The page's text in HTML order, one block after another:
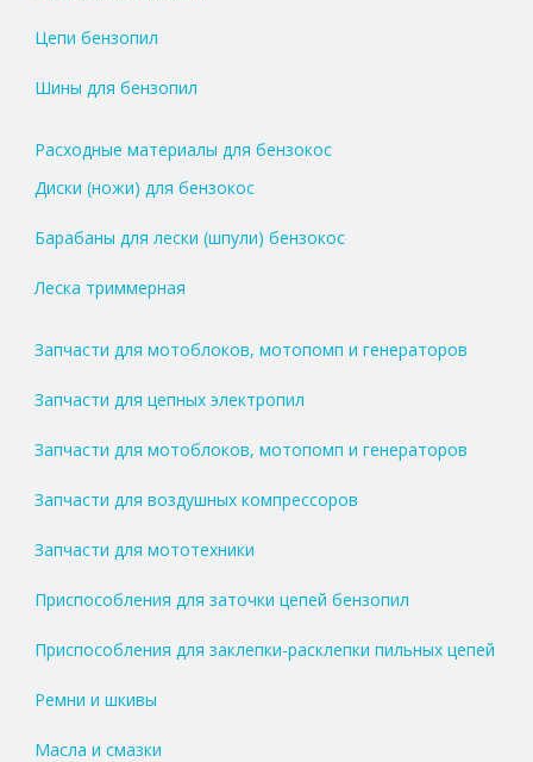
Цепи бензопил
Шины для бензопил
Расходные материалы для бензокос
Диски (ножи) для бензокос
Барабаны для лески (шпули) бензокос
Леска триммерная
Запчасти для мотоблоков, мотопомп и генераторов
Запчасти для цепных электропил
Запчасти для мотоблоков, мотопомп и генераторов
Запчасти для воздушных компрессоров
Запчасти для мототехники
Приспособления для заточки цепей бензопил
Приспособления для заклепки-расклепки пильных цепей
Ремни и шкивы
Масла и смазки